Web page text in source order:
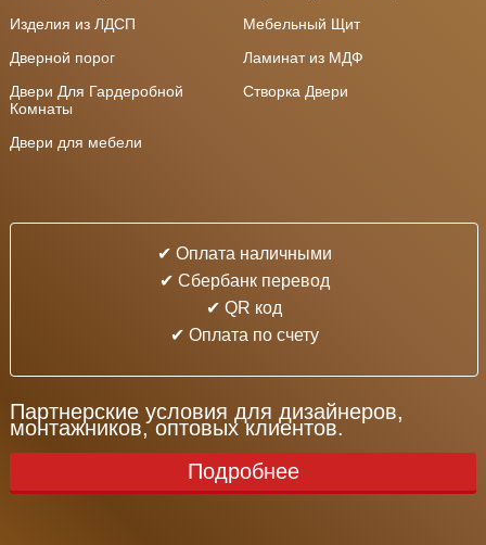
Изделия из ЛДСП
Мебельный Щит
Дверной порог
Ламинат из МДФ
Двери Для Гардеробной
Комнаты
Створка Двери
Двери для мебели
✔ Оплата наличными
✔ Cбербанк перевод
✔ QR код
✔ Оплата по счету
Партнерские условия для дизайнеров,
монтажников, оптовых клиентов.
Подробнее